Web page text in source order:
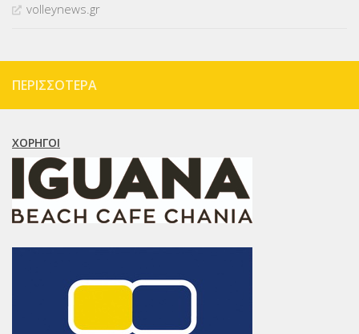
volleynews.gr
ΠΕΡΙΣΣΌΤΕΡΑ
ΧΟΡΗΓΟΊ